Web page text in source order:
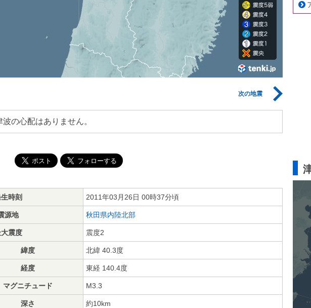
次の地震
の心配はありません。
時刻 2011年03月26日 00時37分頃
源地 秋田県内陸北部
震度 震度2
緯度 北緯 40.3度
経度 東経 140.4度
マグニチュード M3.3
深さ 約10km